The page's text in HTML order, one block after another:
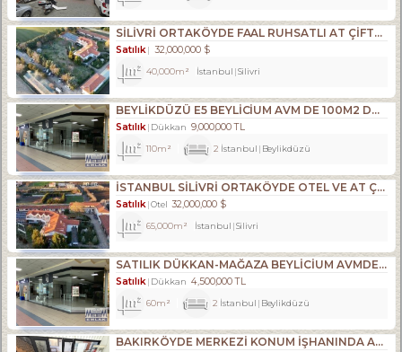
SILIVRI ORTAKÖYDE FAAL RUHSATLI AT ÇIFTLIĞI,35.209M2 TATILKÖYÜ
Satılık 32,000,000 $
40,000m² İstanbul Silivri
BEYLİKDÜZÜ E5 BEYLİCİUM AVM DE 100M2 DÜKKAN MAĞAZA
Satılık Dükkan 9,000,000 TL
110m² 2 İstanbul Beylikdüzü
İSTANBUL SİLİVRİ ORTAKÖYDE OTEL VE AT ÇİFTLİĞİ TATİL KÖYÜ TESİS
Satılık Otel 32,000,000 $
65,000m² İstanbul Silivri
SATILIK DÜKKAN-MAĞAZA BEYLİCİUM AVMDE BEYLİZDÜZÜ E5 KENARI
Satılık Dükkan 4,500,000 TL
60m² 2 İstanbul Beylikdüzü
BAKIRKÖYDE MERKEZİ KONUM İŞHANINDA ACİL SATILIK DÜKKAN